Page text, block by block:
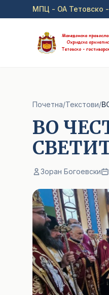
Прејди на главна
МПЦ - ОА Тетовско -
Почетна/Текстови/
ВО
Зоран Богоевски